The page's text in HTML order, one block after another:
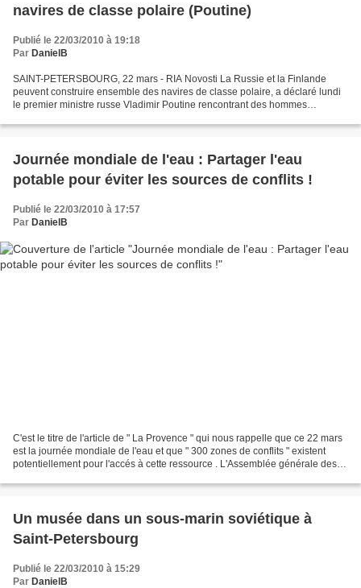
navires de classe polaire (Poutine)
Publié le 22/03/2010 à 19:18
Par DanielB
SAINT-PETERSBOURG, 22 mars - RIA Novosti La Russie et la Finlande
peuvent construire ensemble des navires de classe polaire, a déclaré lundi
le premier ministre russe Vladimir Poutine rencontrant des hommes
Journée mondiale de l'eau : Partager l'eau
potable pour éviter les sources de conflits !
Publié le 22/03/2010 à 17:57
Par DanielB
C'est le titre de l'article de " La Provence " qui nous rappelle que ce 22 mars
est la journée mondiale de l'eau et que " 300 zones de conflits " existent
potentiellement pour l'accés à cette ressource . L'Assemblée générale des
Un musée dans un sous-marin soviétique à
Saint-Petersbourg
Publié le 22/03/2010 à 15:29
Par DanielB